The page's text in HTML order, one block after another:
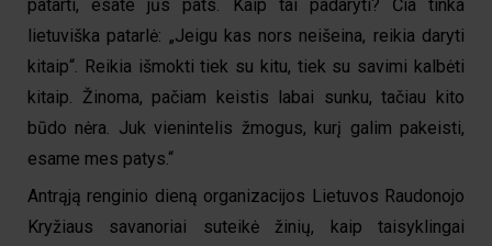
patarti, esate jūs pats. Kaip tai padaryti? Čia tinka
lietuviška patarlė: „Jeigu kas nors neišeina, reikia daryti
kitaip“. Reikia išmokti tiek su kitu, tiek su savimi kalbėti
kitaip. Žinoma, pačiam keistis labai sunku, tačiau kito
būdo nėra. Juk vienintelis žmogus, kurį galim pakeisti,
esame mes patys.“
Antrąją renginio dieną organizacijos Lietuvos Raudonojo
Kryžiaus savanoriai suteikė žinių, kaip taisyklingai